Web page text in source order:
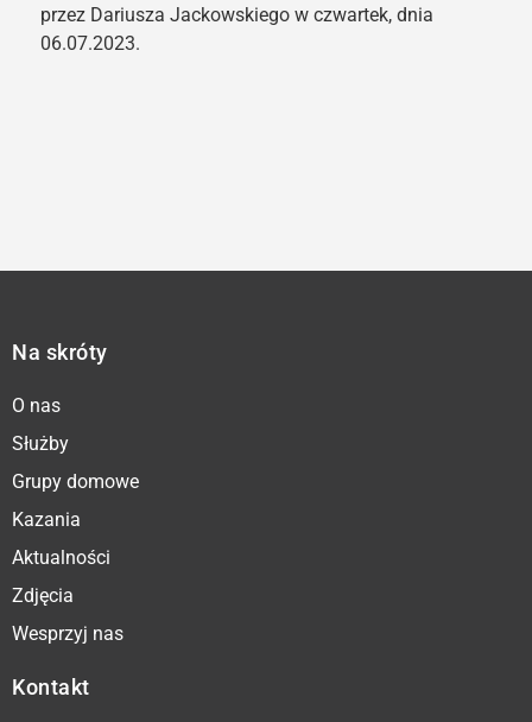
przez Dariusza Jackowskiego w czwartek, dnia
06.07.2023.
Na skróty
O nas
Służby
Grupy domowe
Kazania
Aktualności
Zdjęcia
Wesprzyj nas
Kontakt